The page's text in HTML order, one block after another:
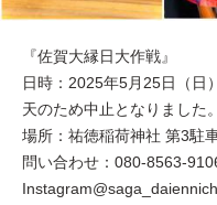
『佐賀大縁日大作戦』
日時：2025年5月25日（
天のため中止となりました。
場所：祐徳稲荷神社 第3駐
問い合わせ：080-8563-